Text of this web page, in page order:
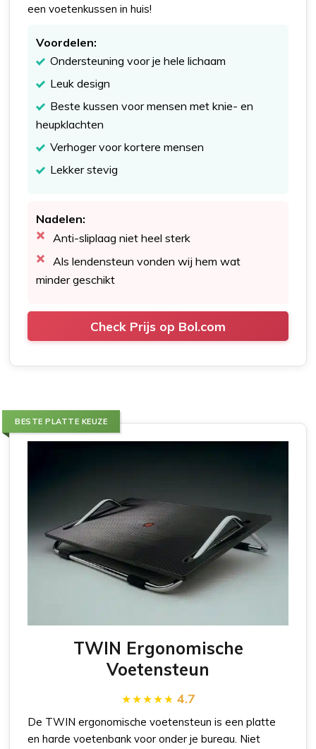
een voetenkussen in huis!
Voordelen:
Ondersteuning voor je hele lichaam
Leuk design
Beste kussen voor mensen met knie- en
heupklachten
Verhoger voor kortere mensen
Lekker stevig
Nadelen:
Anti-sliplaag niet heel sterk
Als lendensteun vonden wij hem wat
minder geschikt
Check Prijs op Bol.com
BESTE PLATTE KEUZE
TWIN Ergonomische
Voetensteun
4.7
De TWIN ergonomische voetensteun is een platte
en harde voetenbank voor onder je bureau. Niet